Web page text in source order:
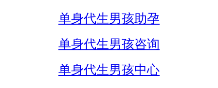
单身代生男孩助孕
单身代生男孩咨询
单身代生男孩中心